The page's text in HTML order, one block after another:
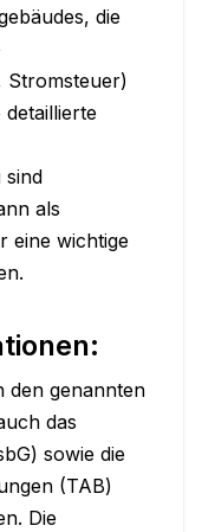
die
Stromsteuer)
detaillierte
sind
als
eine wichtige
den genannten
das
sowie die
(TAB)
Die